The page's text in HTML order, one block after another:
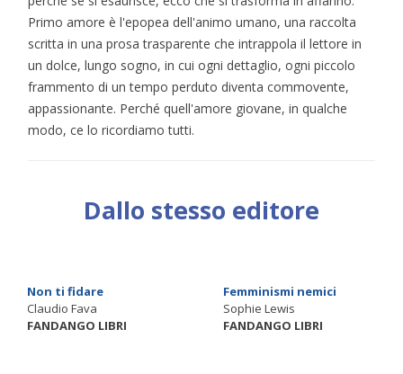
Primo amore è l'epopea dell'animo umano, una raccolta
scritta in una prosa trasparente che intrappola il lettore in
un dolce, lungo sogno, in cui ogni dettaglio, ogni piccolo
frammento di un tempo perduto diventa commovente,
appassionante. Perché quell'amore giovane, in qualche
modo, ce lo ricordiamo tutti.
Dallo stesso editore
Non ti fidare
Claudio Fava
FANDANGO LIBRI
Femminismi nemici
Sophie Lewis
FANDANGO LIBRI